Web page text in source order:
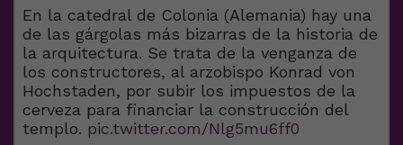
En la catedral de Colonia (Alemania) hay una
de las gárgolas más bizarras de la historia de
la arquitectura. Se trata de la venganza de
los constructores, al arzobispo Konrad von
Hochstaden, por subir los impuestos de la
cerveza para financiar la construcción del
templo. pic.twitter.com/Nlg5mu6ff0